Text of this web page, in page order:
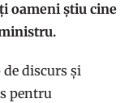
oameni știu cine
discurs și
pentru